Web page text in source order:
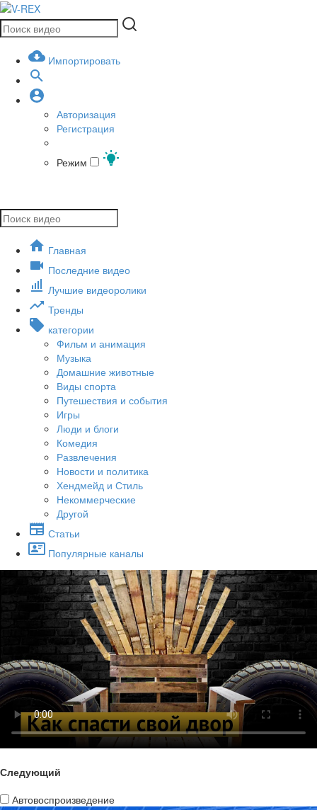
Импортировать
Авторизация
Регистрация
Режим
Главная
Последние видео
Лучшие видеоролики
Тренды
категории
Фильм и анимация
Музыка
Домашние животные
Виды спорта
Путешествия и события
Игры
Люди и блоги
Комедия
Развлечения
Новости и политика
Хендмейд и Стиль
Некоммерческие
Другой
Статьи
Популярные каналы
Следующий
Автовоспроизведение